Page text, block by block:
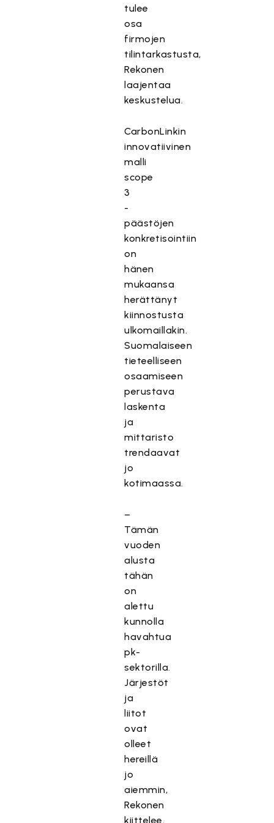
tulee
osa
firmojen
tilintarkastusta,
Rekonen
laajentaa
keskustelua.
CarbonLinkin
innovatiivinen
malli
scope
3
-
päästöjen
konkretisointiin
on
hänen
mukaansa
herättänyt
kiinnostusta
ulkomaillakin.
Suomalaiseen
tieteelliseen
osaamiseen
perustava
laskenta
ja
mittaristo
trendaavat
jo
kotimaassa.
–
Tämän
vuoden
alusta
tähän
on
alettu
kunnolla
havahtua
pk-
sektorilla.
Järjestöt
ja
liitot
ovat
olleet
hereillä
jo
aiemmin,
Rekonen
kiittelee.